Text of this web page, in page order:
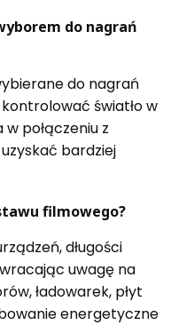
do nagrań
do nagrań
światło w
połączeniu z
bardziej
filmowego?
długości
uwagę na
ładowarek, płyt
energetyczne